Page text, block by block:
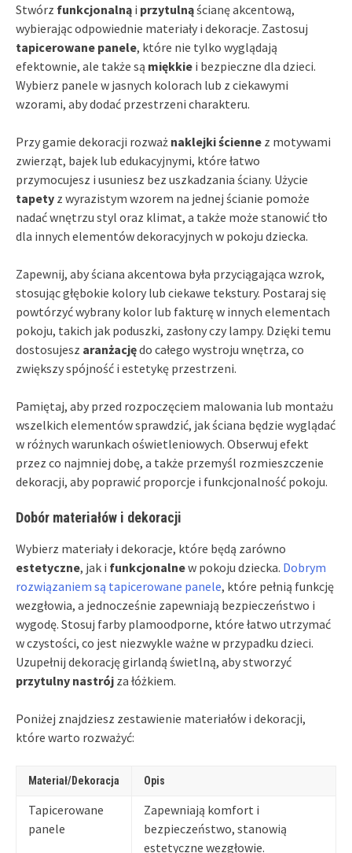
Stwórz funkcjonalną i przytulnąścianę akcentową,
wybierając odpowiednie materiały i dekoracje. Zastosuj
tapicerowane panele, które nie tylko wyglądają
efektownie, ale także są miękkie i bezpieczne dla dzieci.
Wybierz panele w jasnych kolorach lub z ciekawymi
wzorami, aby dodać przestrzeni charakteru.
Przy gamie dekoracji rozważ naklejki ścienne z motywami
zwierząt, bajek lub edukacyjnymi, które łatwo
przymocujesz i usuniesz bez uszkadzania ściany. Użycie
tapety z wyrazistym wzorem na jednej ścianie pomoże
nadać wnętrzu styl oraz klimat, a także może stanowić tło
dla innych elementów dekoracyjnych w pokoju dziecka.
Zapewnij, aby ściana akcentowa była przyciągająca wzrok,
stosując głębokie kolory lub ciekawe tekstury. Postaraj się
powtórzyć wybrany kolor lub fakturę w innych elementach
pokoju, takich jak poduszki, zasłony czy lampy. Dzięki temu
dostosujesz aranżacjędo całego wystroju wnętrza, co
zwiększy spójność i estetykę przestrzeni.
Pamiętaj, aby przed rozpoczęciem malowania lub montażu
wszelkich elementów sprawdzić, jak ściana będzie wyglądać
w różnych warunkach oświetleniowych. Obserwuj efekt
przez co najmniej dobę, a także przemyśl rozmieszczenie
dekoracji, aby poprawić proporcje i funkcjonalność pokoju.
Dobór materiałów i dekoracji
Wybierz materiały i dekoracje, które będą zarówno
estetyczne, jak i funkcjonalnew pokoju dziecka. Dobrym
rozwiązaniem są tapicerowane panele, które pełnią funkcję
wezgłowia, a jednocześnie zapewniają bezpieczeństwo i
wygodę. Stosuj farby plamoodporne, które łatwo utrzymać
w czystości, co jest niezwykle ważne w przypadku dzieci.
Uzupełnij dekorację girlandą świetlną, aby stworzyć
przytulny nastrój za łóżkiem.
Poniżej znajdziesz zestawienie materiałów i dekoracji,
które warto rozważyć:
Materiał/Dekoracja Opis
Tapicerowane
panele
Zapewniają komfort i
bezpieczeństwo, stanowią
estetyczne wezgłowie.